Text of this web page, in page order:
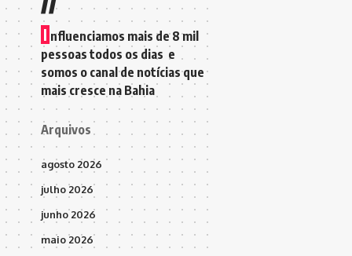
I nfluenciamos mais de 8 mil
pessoas todos os dias e
somos o canal de notícias que
mais cresce na Bahia
Arquivos
agosto 2026
julho 2026
junho 2026
maio 2026